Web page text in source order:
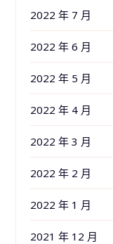
2022 年 7 月
2022 年 6 月
2022 年 5 月
2022 年 4 月
2022 年 3 月
2022 年 2 月
2022 年 1 月
2021 年 12 月